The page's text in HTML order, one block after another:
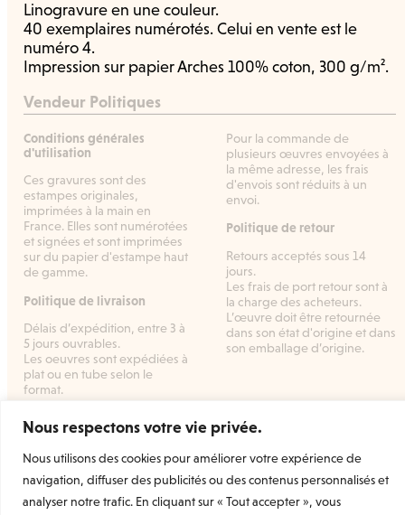
Nous respectons votre vie privée.
Nous utilisons des cookies pour améliorer votre expérience de
navigation, diffuser des publicités ou des contenus personnalisés et
analyser notre trafic. En cliquant sur « Tout accepter », vous
Linogravure en une couleur.
40 exemplaires numérotés. Celui en vente est le
numéro 4.
Impression sur papier Arches 100% coton, 300 g/m².
Vendeur Politiques
Conditions générales
d'utilisation
Ces gravures sont des
estampes originales,
imprimées à la main en
France. Elles sont numérotées
et signées et sont imprimées
sur du papier d'estampe haut
de gamme.
Politique de livraison
Délais d’expédition, entre 3 à
5 jours ouvrables.
Les oeuvres sont expédiées à
plat ou en tube selon le
format.
Pour la commande de
plusieurs œuvres envoyées à
la même adresse, les frais
d'envois sont réduits à un
envoi.
Politique de retour
Retours acceptés sous 14
jours.
Les frais de port retour sont à
la charge des acheteurs.
L’œuvre doit être retournée
dans son état d'origine et dans
son emballage d’origine.
la marketplace dédiée à l’estampe
d’art originale et contemporaine.